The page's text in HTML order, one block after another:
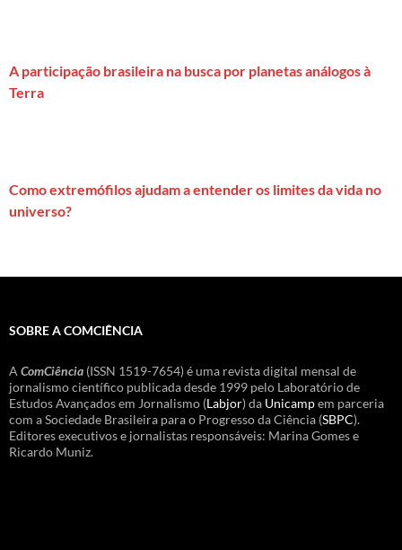
A participação brasileira na busca por planetas análogos à
Terra
Como extremófilos ajudam a entender os limites da vida no
universo?
SOBRE A COMCIÊNCIA
A ComCiência (ISSN 1519-7654) é uma revista digital mensal de
jornalismo científico publicada desde 1999 pelo Laboratório de
Estudos Avançados em Jornalismo (Labjor) da Unicampem parceria
com a Sociedade Brasileira para o Progresso da Ciência (SBPC).
Editores executivos e jornalistas responsáveis: Marina Gomes e
Ricardo Muniz.